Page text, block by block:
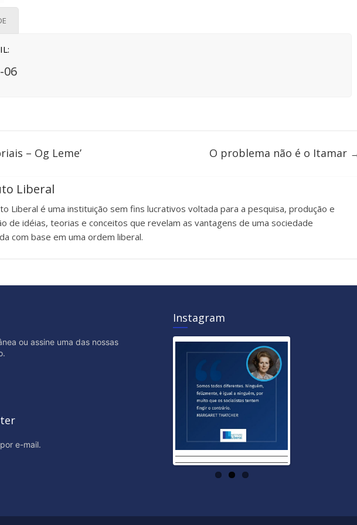
06
– Og Leme’ O problema não é o Itamar
Liberal
Liberal é uma instituição sem fins lucrativos voltada para a pesquisa, produção e
de idéias, teorias e conceitos que revelam as vantagens de uma sociedade
com base em uma ordem liberal.
ou assine uma das nossas
e-mail.
Instagram